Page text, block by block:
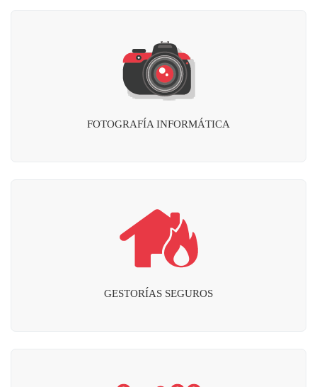
FOTOGRAFÍA INFORMÁTICA
GESTORÍAS SEGUROS